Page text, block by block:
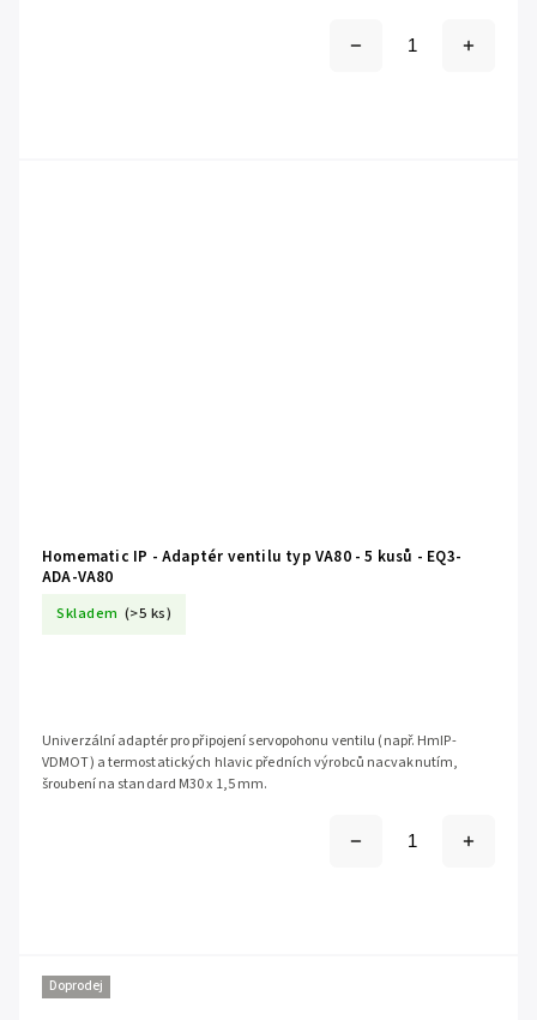
Homematic IP - Adaptér ventilu typ VA80 - 5 kusů - EQ3-
ADA-VA80
Skladem (>5 ks)
Univerzální adaptér pro připojení servopohonu ventilu (např. HmIP-
VDMOT) a termostatických hlavic předních výrobců nacvaknutím,
šroubení na standard M30 x 1,5 mm.
Doprodej